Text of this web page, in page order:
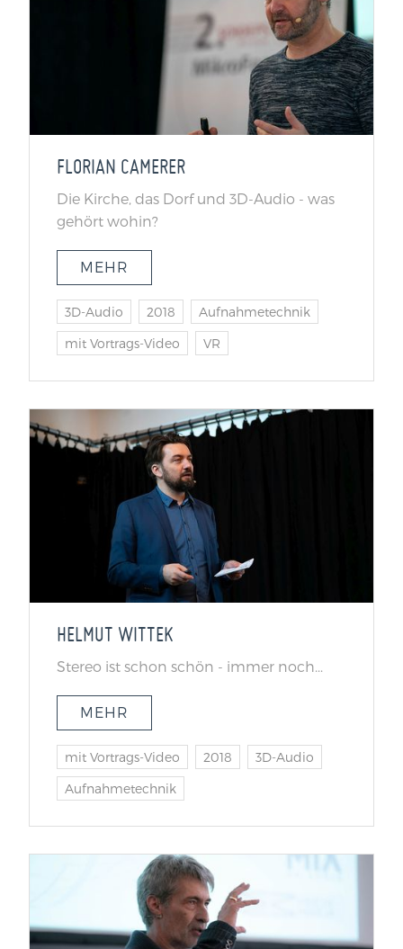
FLORIAN CAMERER
Die Kirche, das Dorf und 3D-Audio - was
gehört wohin?
MEHR
3D-Audio 2018 Aufnahmetechnik
mit Vortrags-Video VR
HELMUT WITTEK
Stereo ist schon schön - immer noch...
MEHR
mit Vortrags-Video 2018 3D-Audio
Aufnahmetechnik